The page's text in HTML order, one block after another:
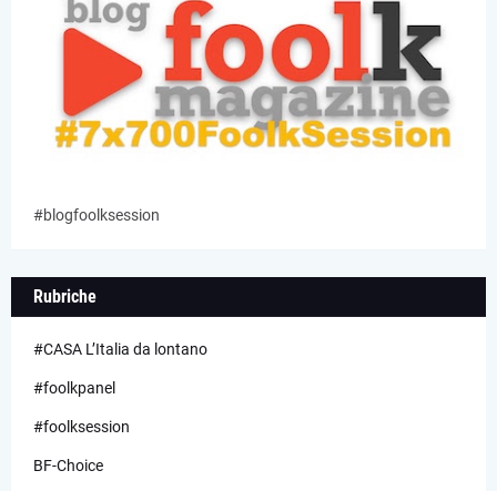
#blogfoolksession
Rubriche
#CASA L’Italia da lontano
#foolkpanel
#foolksession
BF-Choice